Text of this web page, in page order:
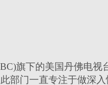
旗下的美国丹佛电视
部门一直专注于做深